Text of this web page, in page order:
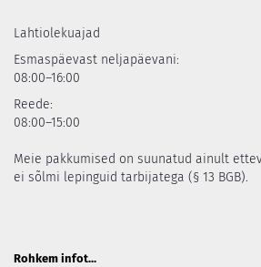
Lahtiolekuajad
Esmaspäevast neljapäevani:
08:00–16:00
Reede:
08:00–15:00
Meie pakkumised on suunatud ainult
ei sõlmi lepinguid tarbijatega (§ 13 BGB).
Rohkem infot...